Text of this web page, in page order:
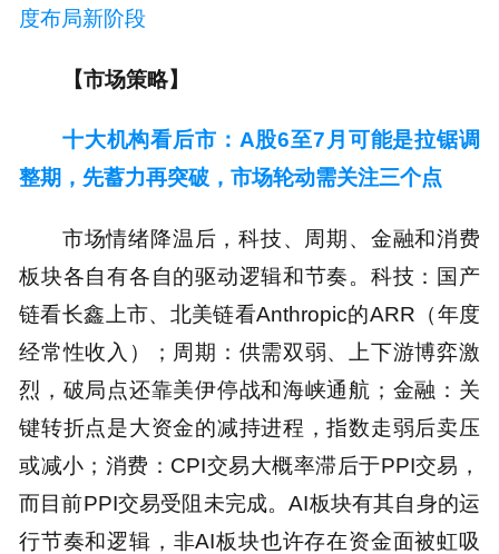
度布局新阶段
【市场策略】
十大机构看后市：A股6至7月可能是拉锯调
整期，先蓄力再突破，市场轮动需关注三个点
市场情绪降温后，科技、周期、金融和消费
板块各自有各自的驱动逻辑和节奏。科技：国产
链看长鑫上市、北美链看Anthropic的ARR（年度
经常性收入）；周期：供需双弱、上下游博弈激
烈，破局点还靠美伊停战和海峡通航；金融：关
键转折点是大资金的减持进程，指数走弱后卖压
或减小；消费：CPI交易大概率滞后于PPI交易，
而目前PPI交易受阻未完成。AI板块有其自身的运
行节奏和逻辑，非AI板块也许存在资金面被虹吸